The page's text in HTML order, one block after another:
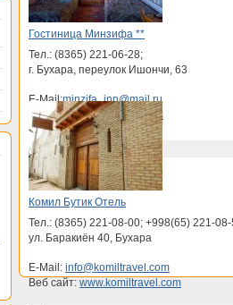
Гостиница Минзифа **
Тел.: (8365) 221-06-28;
г. Бухара, переулок Ишончи, 63
E-Mail:minzifa_inn@mail.ru
Веб сайт:www.minzifa.com
Подробнее...
Комил Бутик Отель
Тел.: (8365) 221-08-00; +998(65) 221-
ул. Баракиён 40, Бухара
E-Mail: info@komiltravel.com
Веб сайт: www.komiltravel.com